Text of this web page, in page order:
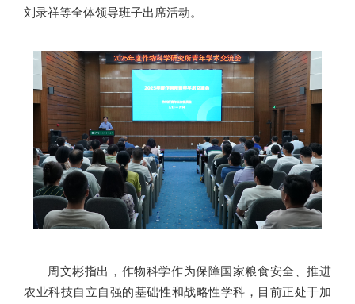
刘录祥等全体领导班子出席活动。
周文彬指出，作物科学作为保障国家粮食安全、推进
农业科技自立自强的基础性和战略性学科，目前正处于加